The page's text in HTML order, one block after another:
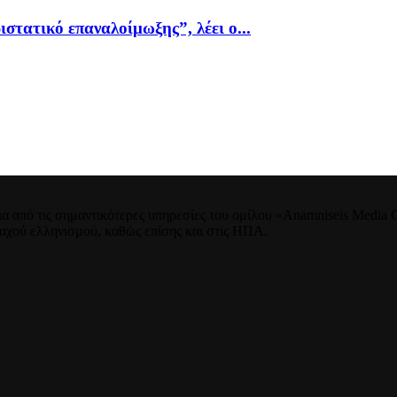
επαναλοίμωξης”, λέει ο...